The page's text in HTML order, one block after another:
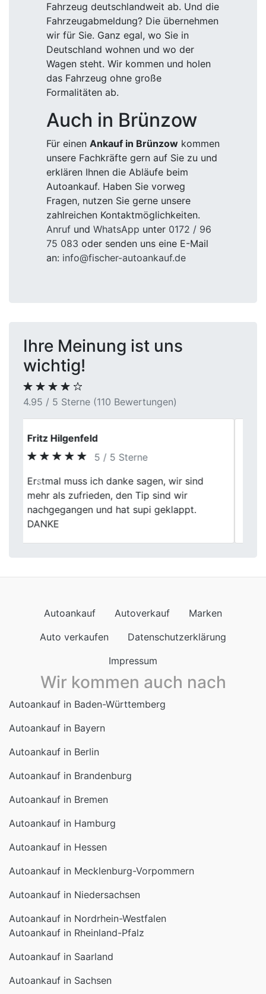
Fahrzeug deutschlandweit ab. Und die
Fahrzeugabmeldung? Die übernehmen
wir für Sie. Ganz egal, wo Sie in
Deutschland wohnen und wo der
Wagen steht. Wir kommen und holen
das Fahrzeug ohne große
Formalitäten ab.
Auch in Brünzow
Für einen Ankauf in Brünzow kommen
unsere Fachkräfte gern auf Sie zu und
erklären Ihnen die Abläufe beim
Autoankauf. Haben Sie vorweg
Fragen, nutzen Sie gerne unsere
zahlreichen Kontaktmöglichkeiten.
Anruf und WhatsApp unter 0172 / 96
75 083 oder senden uns eine E-Mail
an: info@fischer-autoankauf.de
Ihre Meinung ist uns
wichtig!
4.95 / 5 Sterne (110 Bewertungen)
Dieter Franke
5 / 5 Sterne
Ich war mit der gesamten Abwicklung bei
Fischer Autoankauf sehr zufrieden. Der
Ablauf war strukturiert, seriös und
zuverlässig.
Previous
Autoankauf Autoverkauf
Marken
Auto verkaufen
Datenschutzerklärung
Impressum
Wir kommen auch nach
Autoankauf in Baden-Württemberg
Autoankauf in Bayern
Autoankauf in Berlin
Autoankauf in Brandenburg
Autoankauf in Bremen
Autoankauf in Hamburg
Autoankauf in Hessen
Autoankauf in Mecklenburg-Vorpommern
Autoankauf in Niedersachsen
Autoankauf in Nordrhein-Westfalen
Autoankauf in Rheinland-Pfalz
Autoankauf in Saarland
Autoankauf in Sachsen